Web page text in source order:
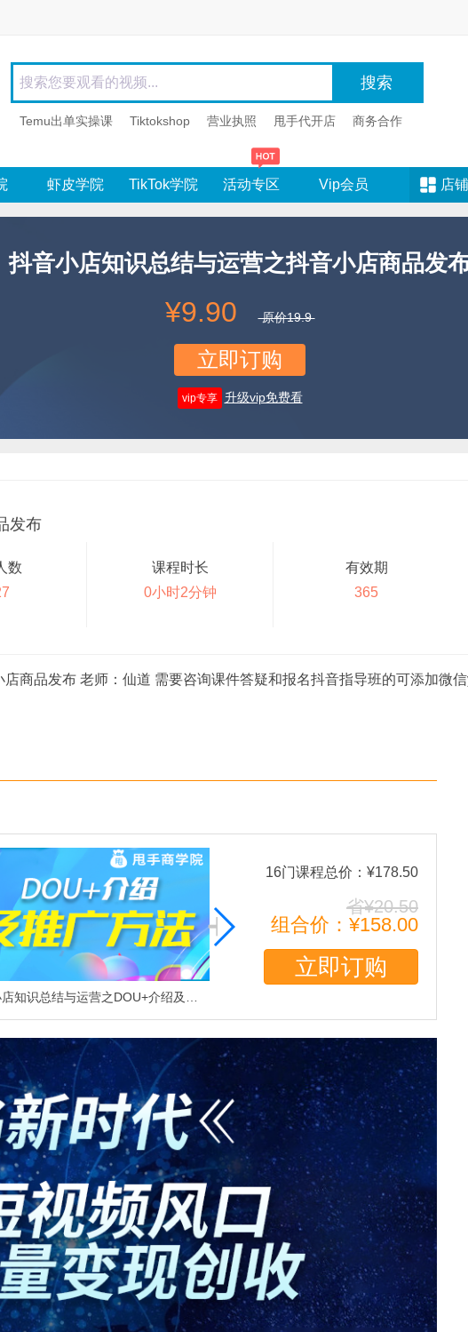
Temu出单实操课 Tiktokshop 营业执照 甩手代开店 商务合作
虾皮学院 TikTok学院 活动专区 Vip会员 店
抖音小店知识总结与运营之抖音小店商品发
¥9.90 原价19.9
立即订购
vip专享 升级vip免费看
发布
数
课程时长
0小时2分钟
有效期
365
商品发布 老师：仙道 需要咨询课件答疑和报名抖音指导班的可添加微
16门课程总价：¥178.50
省¥20.50
组合价：¥158.00
立即订购